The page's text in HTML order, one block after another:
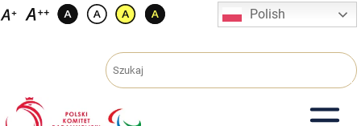
Przejdź
Polish